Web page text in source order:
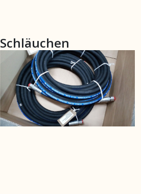
Schläuchen